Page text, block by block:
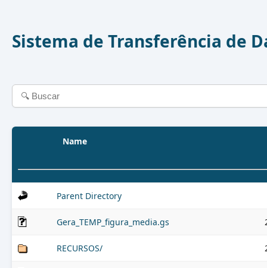
Sistema de Transferência de
Name
Parent Directory
Gera_TEMP_figura_media.gs
RECURSOS/